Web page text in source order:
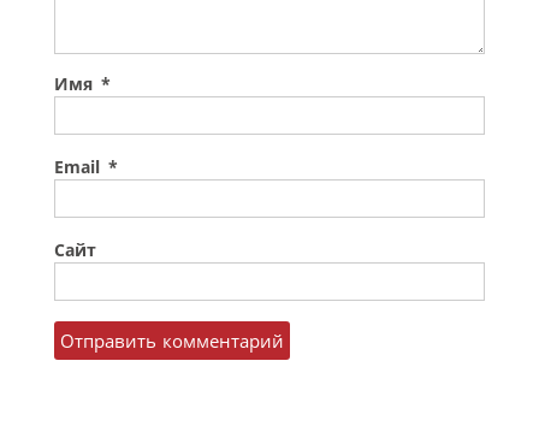
Имя *
Email *
Сайт